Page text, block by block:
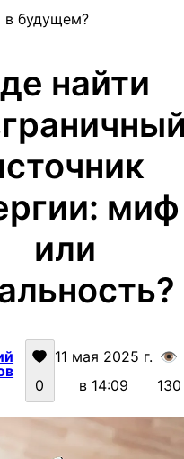
в будущем?
найти
миф
или
0
11 мая 2025 г.
в 14:09
👁️
130